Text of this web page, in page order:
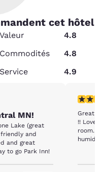
cet hôtel
Valeur
4.8
Commodités
4.8
Service 4.9
MN!
Lake (great
and
and great
to go Park Inn!
5
Great
!! Love
room.
humid
air.